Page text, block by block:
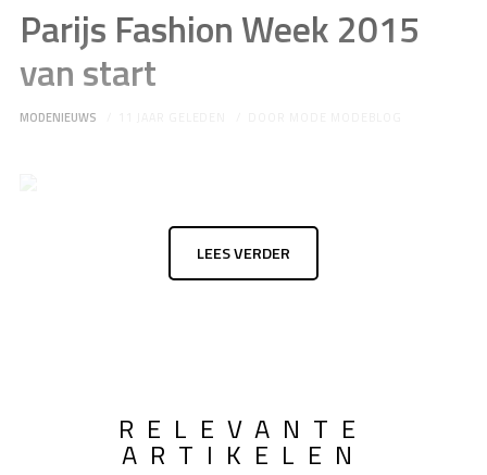
Parijs Fashion Week 2015
van start
MODENIEUWS
LEES VERDER
RELEVANTE
ARTIKELEN